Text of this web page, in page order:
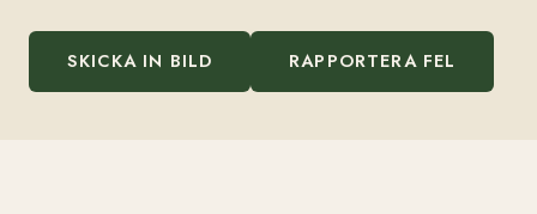
SKICKA IN BILD RAPPORTERA FEL